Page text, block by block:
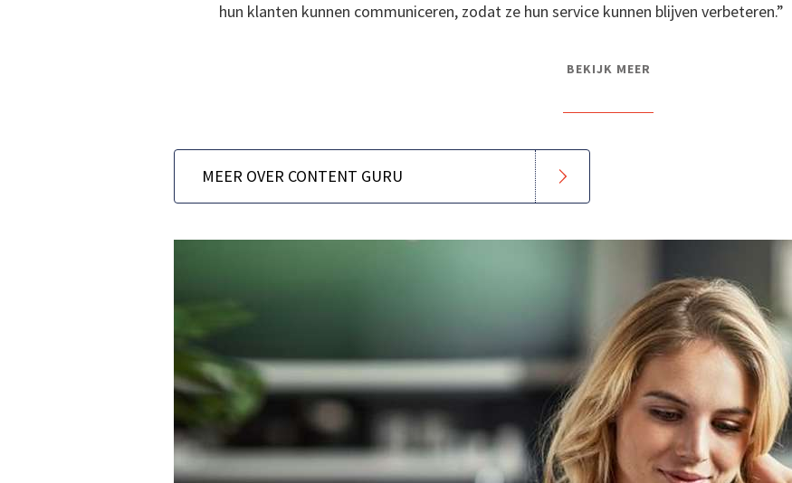
hun klanten kunnen communiceren, zodat ze hun service kunnen blijven verbeteren.”
BEKIJK MEER
MEER OVER CONTENT GURU